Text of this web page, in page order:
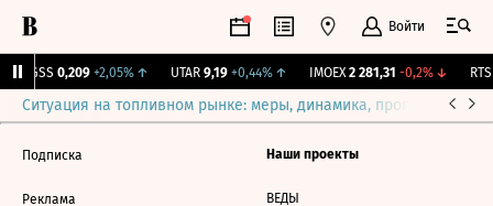
Войти
RGSS 0,209 +2,05%↑ UTAR 9,19 +0,44%↑ IMOEX 2 281,31 -0,2%↓ RTSI
Ситуация на топливном рынке: меры, динамика, прогнозы
Подписка
Реклама
Наши проекты
ВЕДЫ